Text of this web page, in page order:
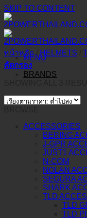
SKIP TO CONTENT
MENU
BRANDS
หน้าหลัก / HELMETS
คัดกรอง
ACCESSORIES
BERING
J-GPR
JUST1
N-COM
NOLAN
SEGURA
SHARK
TLD
TLD
TLD